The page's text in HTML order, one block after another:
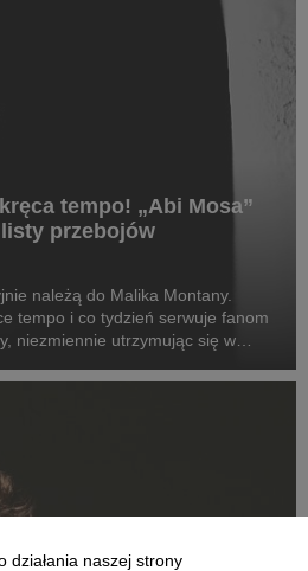
tempo! „Abi Mosa”
przebojów
należą do Malika Montany.
tempo i co tydzień serwuje fanom
niezmiennie utrzymując się w
to bezkompromisowy...
działania naszej strony